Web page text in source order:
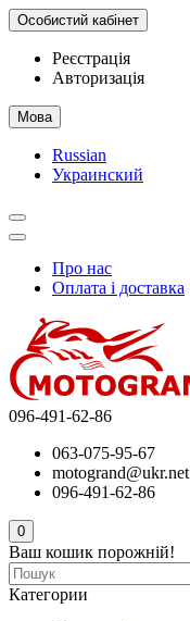
Особистий кабінет
Реєстрація
Авторизація
Мова
Russian
Украинский
Про нас
Оплата і доставка
096-491-62-86
063-075-95-67
motogrand@ukr.net
096-491-62-86
0
Ваш кошик порожній!
Категории